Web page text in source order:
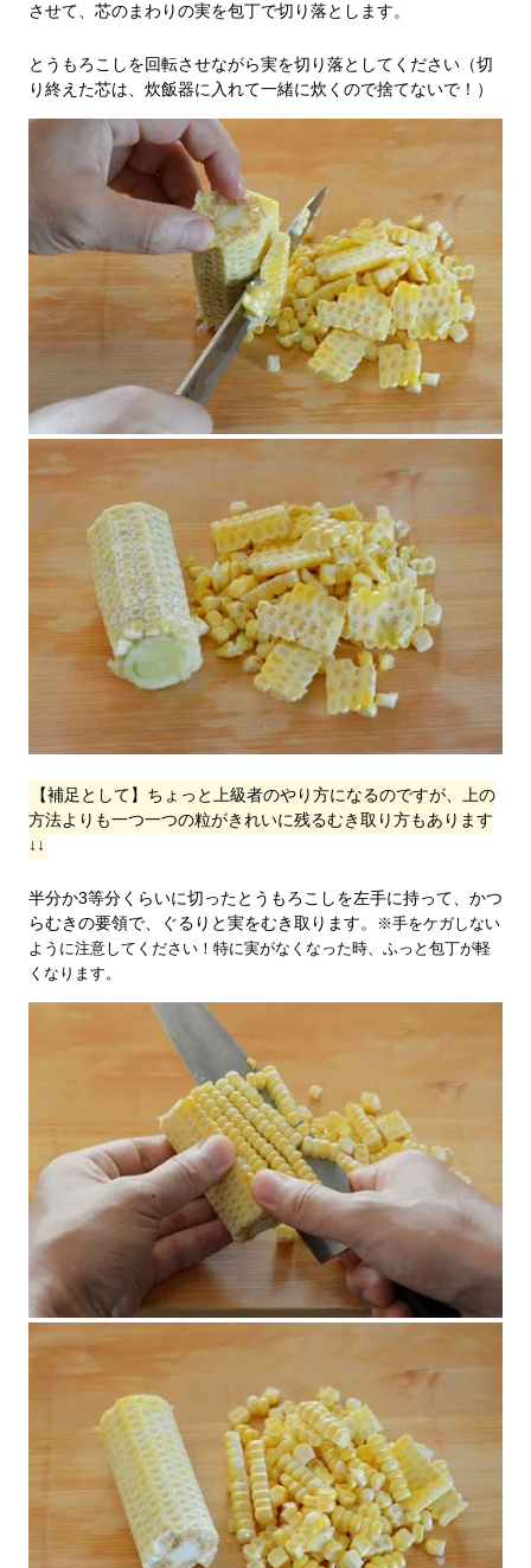
させて、芯のまわりの実を包丁で切り落とします。
とうもろこしを回転させながら実を切り落としてください（切
り終えた芯は、炊飯器に入れて一緒に炊くので捨てないで！）
【補足として】ちょっと上級者のやり方になるのですが、上の
方法よりも一つ一つの粒がきれいに残るむき取り方もあります
↓↓
半分か3等分くらいに切ったとうもろこしを左手に持って、かつ
らむきの要領で、ぐるりと実をむき取ります。
※手をケガしない
ように注意してください！特に実がなくなった時、ふっと包丁が軽
くなります。